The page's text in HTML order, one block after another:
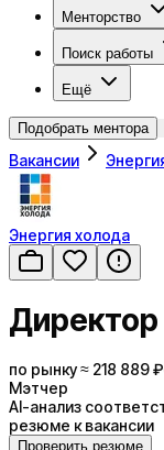
Менторство
Поиск работы
Ещё
Подобрать ментора
Вакансии
Энергия холода
Директор
по рынку ≈ 218 889 ₽
Мэтчер
AI-анализ
резюме к вакансии
Проверить резюме